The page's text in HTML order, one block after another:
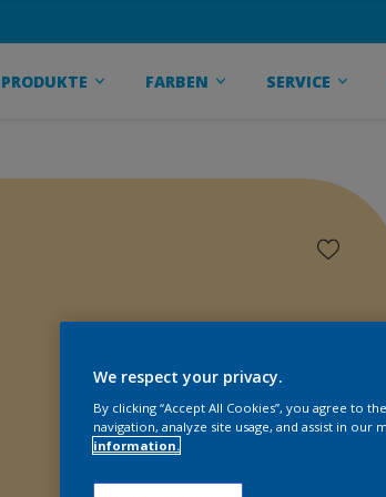
PRODUKTE FARBEN SERVICE
We respect your privacy.
By clicking “Accept All Cookies”, you agree to
navigation, analyze site usage, and assist in our
information.